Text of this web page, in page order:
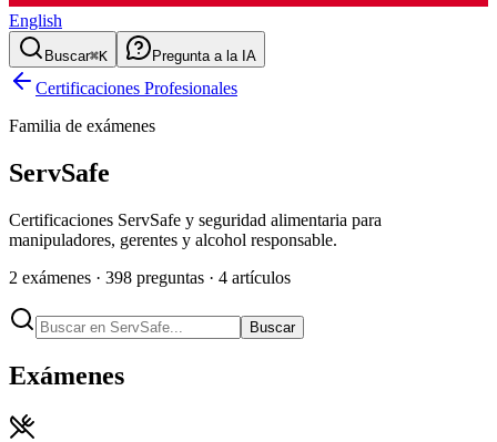
English
Buscar⌘K Pregunta a la IA
Certificaciones Profesionales
Familia de exámenes
ServSafe
Certificaciones ServSafe y seguridad alimentaria para
manipuladores, gerentes y alcohol responsable.
2 exámenes · 398 preguntas · 4 artículos
Buscar
Exámenes